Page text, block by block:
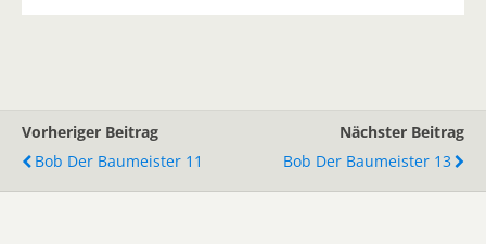
Vorheriger Beitrag
Bob Der Baumeister 11
Nächster Beitrag
Bob Der Baumeister 13